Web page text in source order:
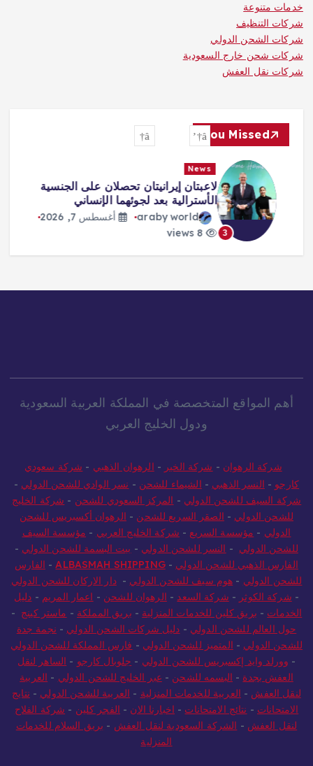
خدمات متنوعة
شركات التنظيف
شركات الشحن الدولي
شركات شحن خارج السعودية
شركات نقل العفش
You Missed
News
لاعبتان إيرانيتان تحصلان على الجنسية
الأسترالية بعد لجوئهما الإنساني
araby world
أغسطس 7, 2026
8 views
أهم المواقع المتخصصة في المملكة العربية السعودية
ودول الخليج العربي
شركة الرهوان - شركة الخير - الرهوان الذهبي - شركة سعودي
كارجو - النسر الذهبي - الشيماء للشحن - نسر الوادي للشحن الدولي -
شركة السيف للشحن الدولي - المركز السعودي للشحن - شركة الخليج
للشحن الدولي - الصقر السريع للشحن - الرهوان أكسبريس للشحن
الدولي - مؤسسة السريع - شركة الخليج العربي - مؤسسة السيف
للشحن الدولي - النسر للشحن الدولي - بيت البسمة للشحن الدولي -
الفارس الذهبي للشحن الدولي -
ALBASMAH SHIPPING
- الفارس
للشحن الدولي - هوم سيف للشحن الدولي -دار الاركان للشحن الدولي
- شركة الكوثر - شركة السعد - الرهوان للشحن - اعمار المريم - دليل
الخدمات - بريق كلين للخدمات المنزلية - بريق المملكة - ماستر كينج -
حول العالم للشحن الدولي - دليل شركات الشحن الدولي - نجمة جدة
للشحن الدولي - المتميز للشحن الدولي - فارس المملكة للشحن الدولي
- وورلد وايد إكسبريس للشحن الدولي - جلوبال كارجو - الساهر لنقل
العفش بجدة - البسمه للشحن - عبر الخليج للشحن الدولي - العربية
لنقل العفش - العربية للخدمات المنزلية - العربية للشحن الدولي - نتايج
الامتحانات - نتائج الامتحانات - اخبارنا الان - الفجر كلين - شركة الفلاح
لنقل العفش - الشركة السعودية لنقل العفش - بريق السلام للخدمات
المنزلية